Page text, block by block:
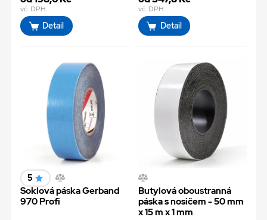
vč. DPH
Detail
vč. DPH
Detail
5
Soklová páska Gerband
970 Profi
Butylová oboustranná
páska s nosičem - 50 mm
x 15 m x 1 mm